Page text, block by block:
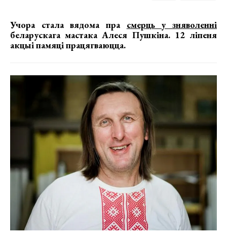
Учора стала вядома пра смерць у зняволенні
беларускага мастака Алеся Пушкіна. 12 ліпеня
акцыі памяці працягваюцца.